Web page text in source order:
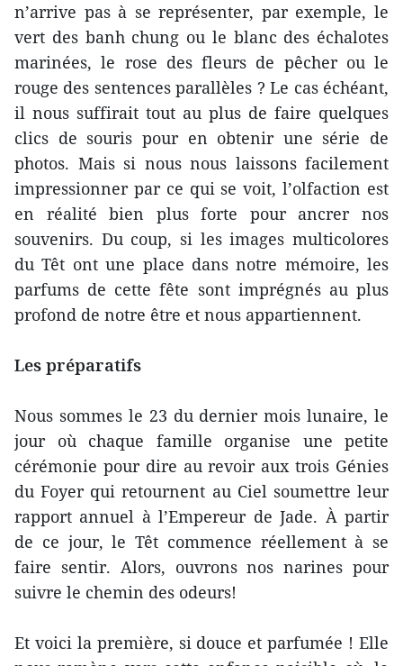
n’arrive pas à se représenter, par exemple, le
vert des banh chung ou le blanc des échalotes
marinées, le rose des fleurs de pêcher ou le
rouge des sentences parallèles ? Le cas échéant,
il nous suffirait tout au plus de faire quelques
clics de souris pour en obtenir une série de
photos. Mais si nous nous laissons facilement
impressionner par ce qui se voit, l’olfaction est
en réalité bien plus forte pour ancrer nos
souvenirs. Du coup, si les images multicolores
du Têt ont une place dans notre mémoire, les
parfums de cette fête sont imprégnés au plus
profond de notre être et nous appartiennent.
Les préparatifs
Nous sommes le 23 du dernier mois lunaire, le
jour où chaque famille organise une petite
cérémonie pour dire au revoir aux trois Génies
du Foyer qui retournent au Ciel soumettre leur
rapport annuel à l’Empereur de Jade. À partir
de ce jour, le Têt commence réellement à se
faire sentir. Alors, ouvrons nos narines pour
suivre le chemin des odeurs!
Et voici la première, si douce et parfumée ! Elle